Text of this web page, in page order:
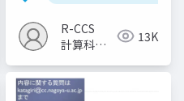
R-CCS
計算科学
室
13K